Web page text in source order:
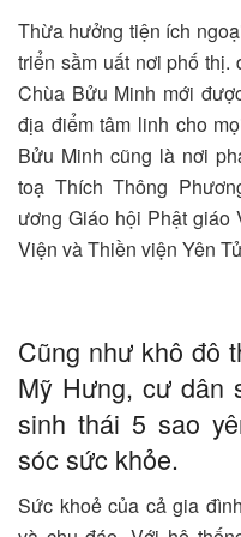
Thừa hưởng tiện ích
triển sầm uất nơi phố
Chùa Bửu Minh mới
địa điểm tâm linh cho
Bửu Minh cũng là nơi
toạ Thích Thông
ương Giáo hội Phật giáo
Viện và Thiền viện Yên
Cũng như khô đô
Mỹ Hưng, cư dân
sinh thái 5 sao
sóc sức khỏe.
Sức khoẻ của cả gia